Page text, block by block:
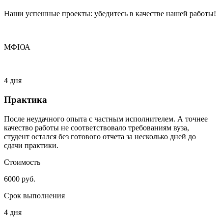
Наши успешные проекты: убедитесь в качестве нашей работы!
МФЮА
4 дня
Практика
После неудачного опыта с частным исполнителем. А точнее
качество работы не соответствовало требованиям вуза,
студент остался без готового отчета за несколько дней до
сдачи практики.
Стоимость
6000 руб.
Срок выполнения
4 дня